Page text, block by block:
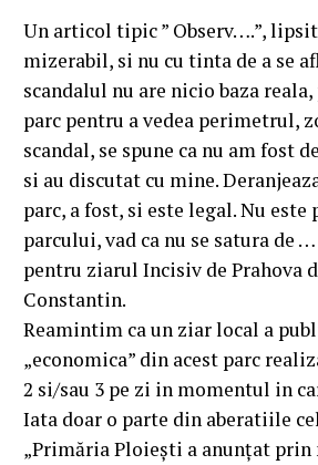
Un articol tipic ” Observ….”,
mizerabil, si nu cu tinta de a se
scandalul nu are nicio baza
parc pentru a vedea perimetrul,
scandal, se spune ca nu am fost
si au discutat cu mine.
parc, a fost, si este legal. Nu
parcului, vad ca nu se satura de
pentru ziarul Incisiv de Prahova
Constantin.
Reamintim ca un ziar local a
„economica” din acest parc
2 si/sau 3 pe zi in momentul in
Iata doar o parte din aberatiile
„Primăria Ploiești a anunțat prin